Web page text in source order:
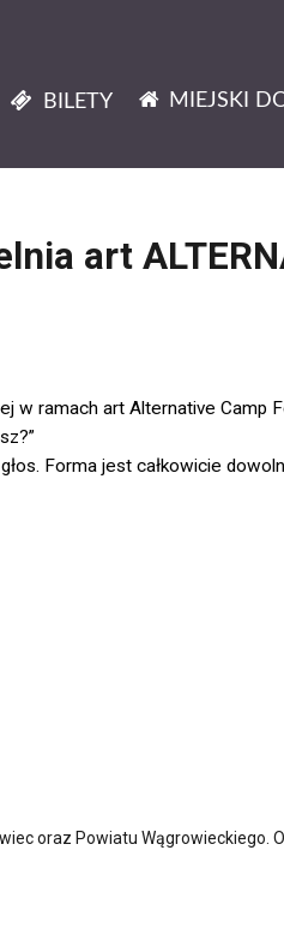
BILETY MIEJSKI
art
w ramach art Alternative
Forma jest całkowicie
oraz Powiatu